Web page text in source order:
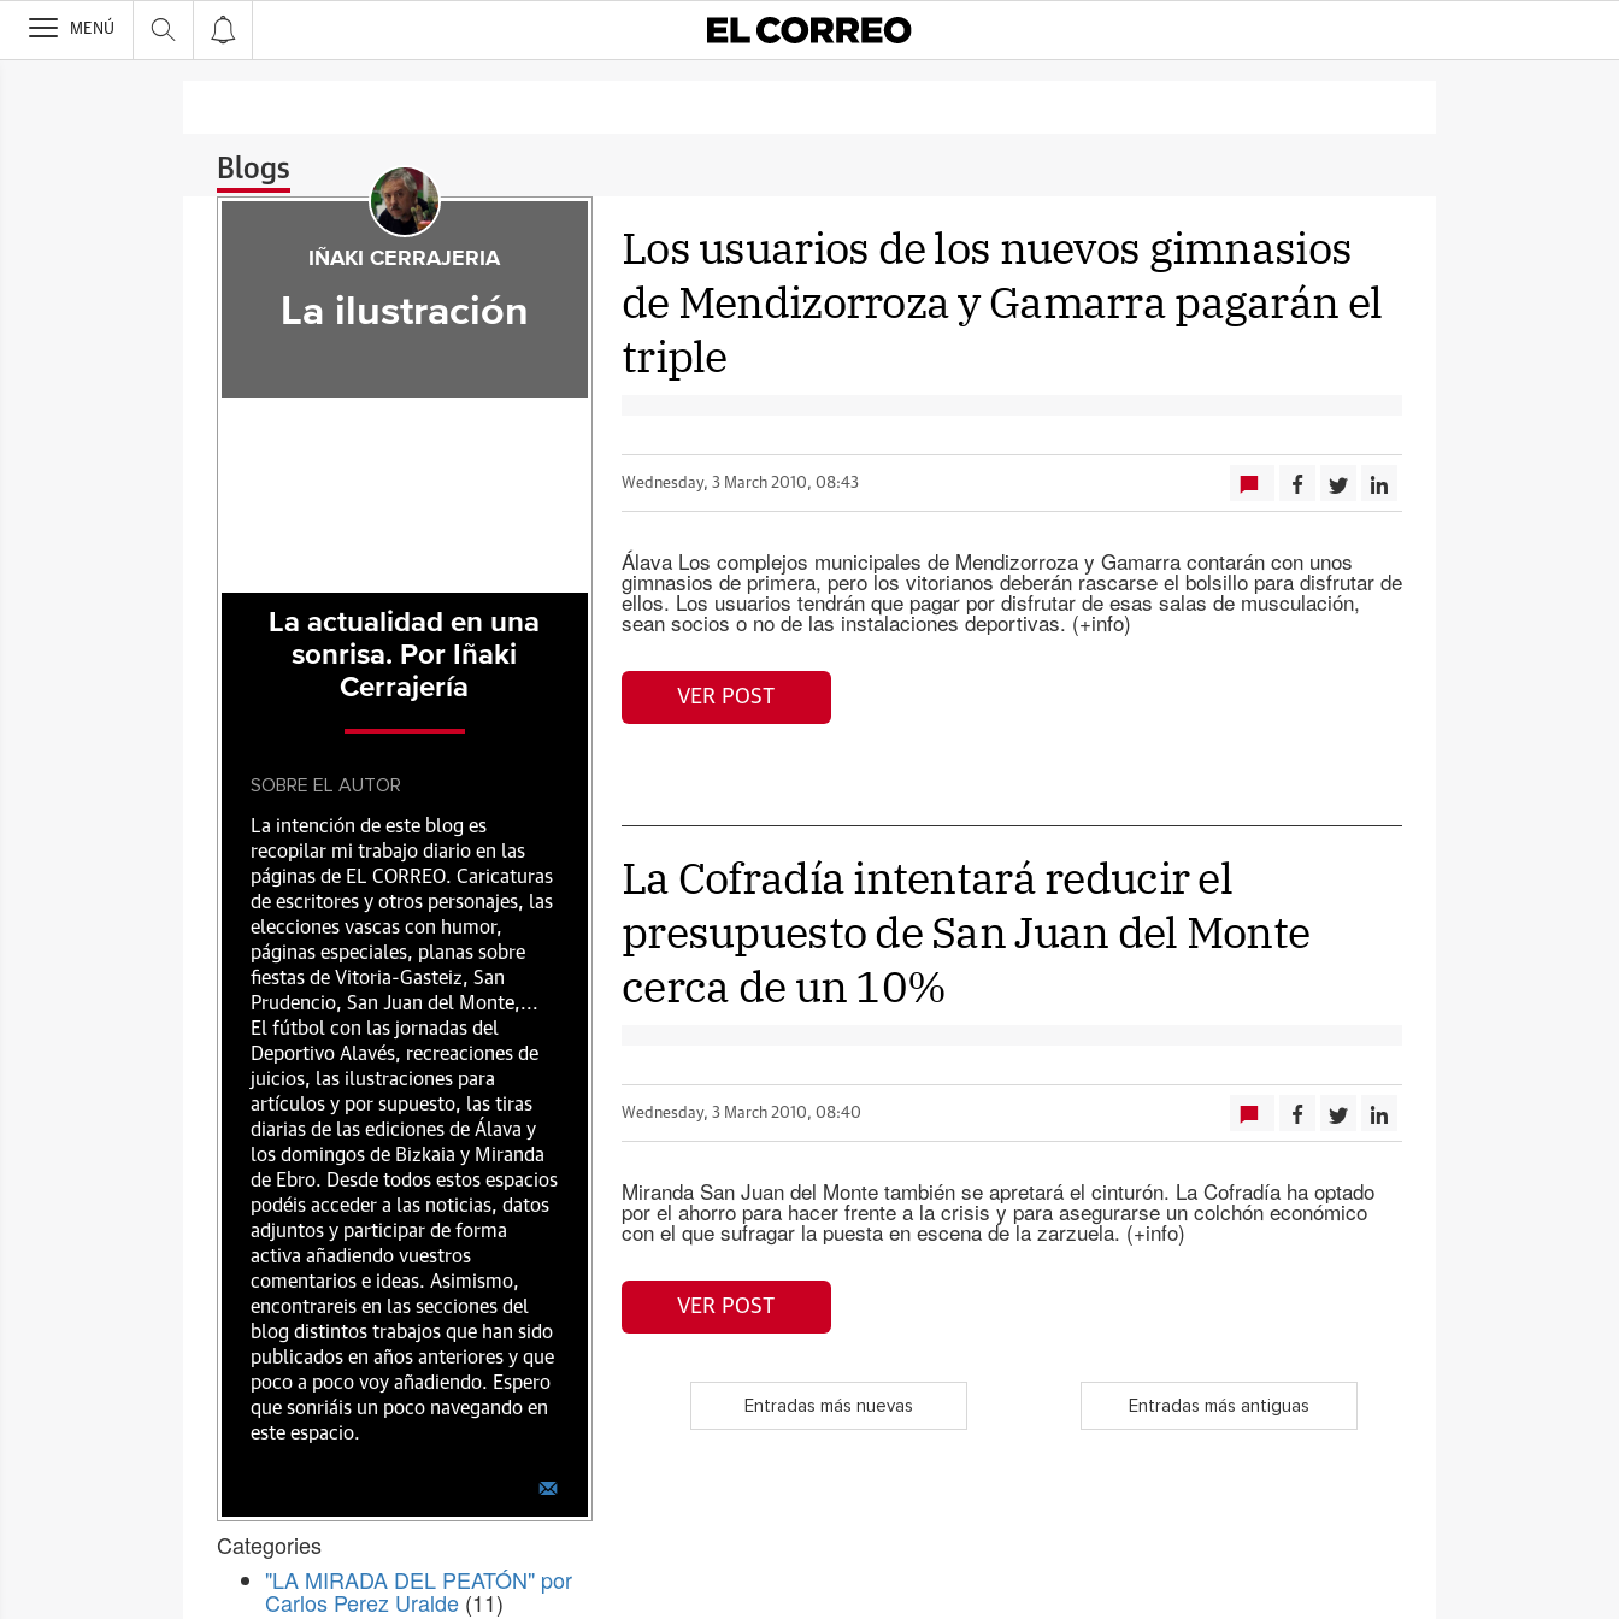
>
MENÚ
Blogs
Los usuarios de los nuevos gimnasios
de Mendizorroza y Gamarra pagarán el
triple
Wednesday, 3 March 2010, 08:43
Álava Los complejos municipales de Mendizorroza y Gamarra contarán con unos
gimnasios de primera, pero los vitorianos deberán rascarse el bolsillo para disfrutar de
ellos. Los usuarios tendrán que pagar por disfrutar de esas salas de musculación,
sean socios o no de las instalaciones deportivas. (+info)
VER POST
La Cofradía intentará reducir el
presupuesto de San Juan del Monte
cerca de un 10%
Wednesday, 3 March 2010, 08:40
Miranda San Juan del Monte también se apretará el cinturón. La Cofradía ha optado
por el ahorro para hacer frente a la crisis y para asegurarse un colchón económico
con el que sufragar la puesta en escena de la zarzuela. (+info)
VER POST
Entradas más nuevas Entradas más antiguas
IÑAKI CERRAJERIA
La ilustración
La actualidad en una
sonrisa. Por Iñaki
Cerrajería
SOBRE EL AUTOR
La intención de este blog es
recopilar mi trabajo diario en las
páginas de EL CORREO. Caricaturas
de escritores y otros personajes, las
elecciones vascas con humor,
páginas especiales, planas sobre
fiestas de Vitoria-Gasteiz, San
Prudencio, San Juan del Monte,...
El fútbol con las jornadas del
Deportivo Alavés, recreaciones de
juicios, las ilustraciones para
artículos y por supuesto, las tiras
diarias de las ediciones de Álava y
los domingos de Bizkaia y Miranda
de Ebro. Desde todos estos espacios
podéis acceder a las noticias, datos
adjuntos y participar de forma
activa añadiendo vuestros
comentarios e ideas. Asimismo,
encontrareis en las secciones del
blog distintos trabajos que han sido
publicados en años anteriores y que
poco a poco voy añadiendo. Espero
que sonriáis un poco navegando en
este espacio.
Categories
"LA MIRADA DEL PEATÓN" por
Carlos Perez Uralde (11)